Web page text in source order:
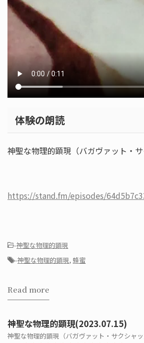
体験の朗読
神聖な物理的顕現（バガヴァット・サ
https://stand.fm/episodes/
-神聖な物理的顕現
-神聖な物理的顕現, 蜂蜜
Read more
神聖な物理的顕現(2023.07.15)
神聖な物理的顕現（バガヴァット・サクシャ